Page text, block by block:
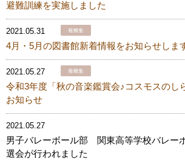
避難訓練を実施しました
2021.05.31
4月・5月の図書館新着情報をお知らせしま
2021.05.27
令和3年度「秋の音楽鑑賞会♪コスモスのし
お知らせ
2021.05.27
男子バレーボール部 関東高等学校バレー
選会が行われました